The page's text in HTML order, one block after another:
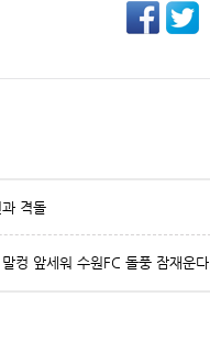
과 격돌
컹 앞세워 수원FC 돌풍 잠재운다